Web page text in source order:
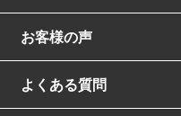
お客様の声
よくある質問